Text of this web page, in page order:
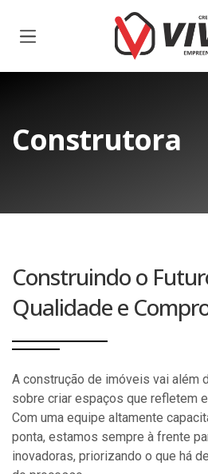
Página inicial
Construtora
Construindo o
Qualidade e
A construção de imóveis vai além
sobre criar espaços que refletem
Com uma equipe altamente
ponta, estamos sempre à frente
inovadoras, priorizando o que há